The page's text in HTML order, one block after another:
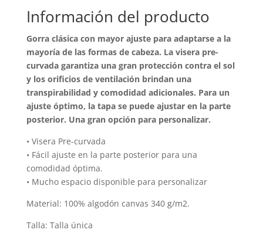
Información del producto
Gorra clásica con mayor ajuste para adaptarse a la
mayoría de las formas de cabeza. La visera pre-
curvada garantiza una gran protección contra el sol
y los orificios de ventilación brindan una
transpirabilidad y comodidad adicionales. Para un
ajuste óptimo, la tapa se puede ajustar en la parte
posterior. Una gran opción para personalizar.
• Visera Pre-curvada
• Fácil ajuste en la parte posterior para una
comodidad óptima.
• Mucho espacio disponible para personalizar
Material: 100% algodón canvas 340 g/m2.
Talla: Talla única